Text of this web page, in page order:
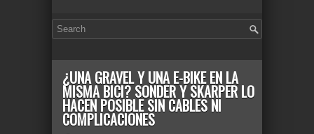
¿UNA GRAVEL Y UNA E-BIKE EN LA
MISMA BICI? SONDER Y SKARPER LO
HACEN POSIBLE SIN CABLES NI
COMPLICACIONES